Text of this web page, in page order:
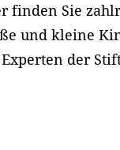
finden Sie
und kleine
der